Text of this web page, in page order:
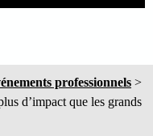
professionnels >
d’impact que les grands